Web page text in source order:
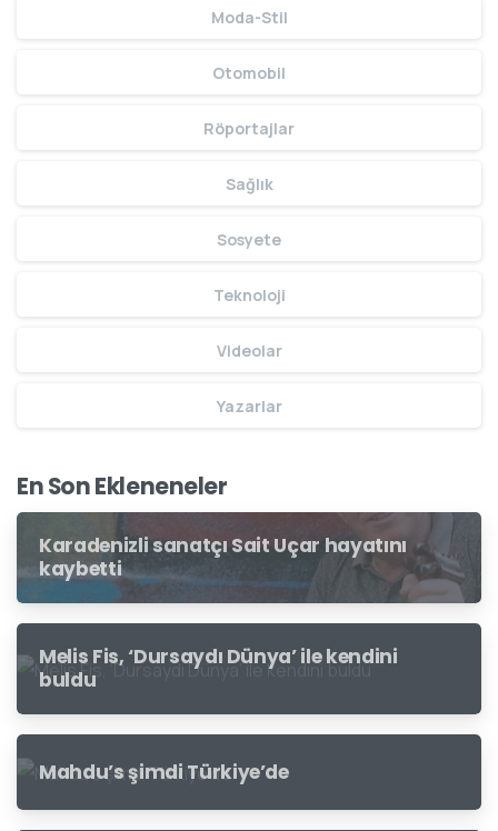
Moda-Stil
Otomobil
Röportajlar
Sağlık
Sosyete
Teknoloji
Videolar
Yazarlar
En Son Ekleneneler
Karadenizli sanatçı Sait Uçar hayatını
kaybetti
Melis Fis, ‘Dursaydı Dünya’ ile kendini
buldu
Mahdu’s şimdi Türkiye’de